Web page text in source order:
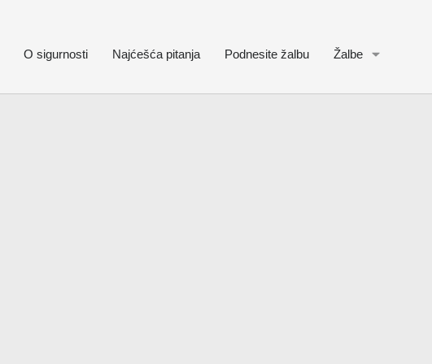
O sigurnosti Najćešća pitanja Podnesite žalbu Žalbe